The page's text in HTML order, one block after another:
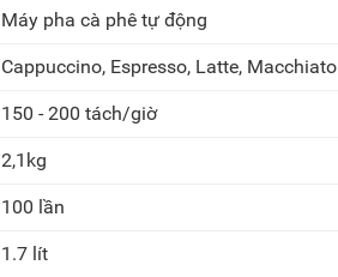
Máy pha cà phê tự động
Cappuccino, Espresso, Latte, Macchiato
150 - 200 tách/giờ
2,1kg
100 lần
1.7 lít